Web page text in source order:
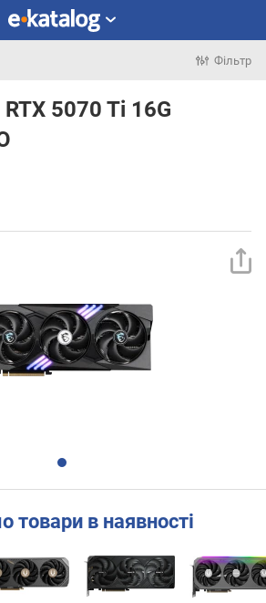
Фільтр
5070 Ti 16G
товари в наявності